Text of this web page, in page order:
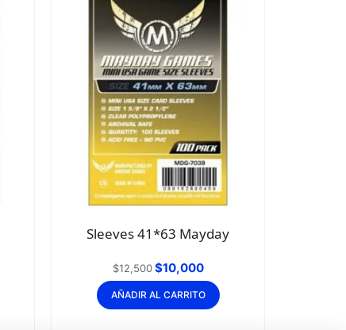
Sleeves 41*63 Mayday
$12,500 $10,000
AÑADIR AL CARRITO